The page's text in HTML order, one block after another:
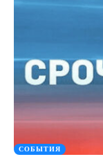
СОБЫТИЯ